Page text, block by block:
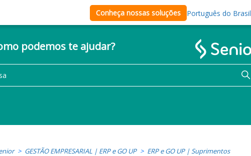
Conheça nossas soluções Português do Brasil
podemos te ajudar?
GESTÃO EMPRESARIAL | ERP e GO UP ERP e GO UP | Suprimentos